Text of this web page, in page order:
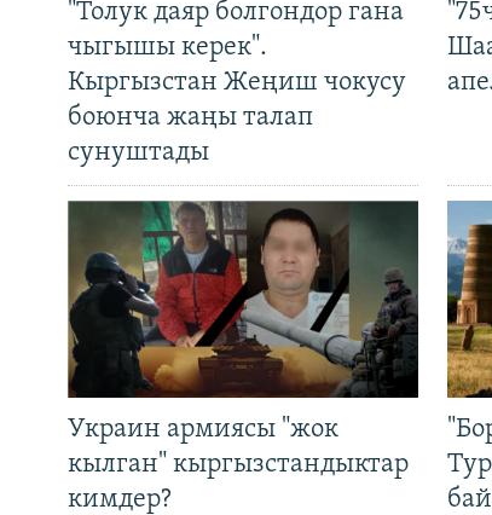
"Толук даяр болгондор гана
чыгышы керек".
Кыргызстан Жеңиш чокусу
боюнча жаңы талап
сунуштады
Украин армиясы "жок
кылган" кыргызстандыктар
кимдер?